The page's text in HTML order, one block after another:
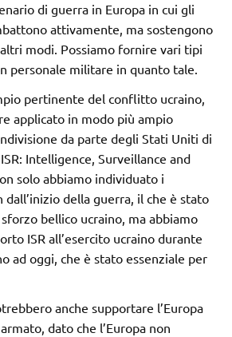
di guerra in Europa in cui gli
attivamente, ma sostengono
modi. Possiamo fornire vari tipi
personale militare in quanto tale.
pertinente del conflitto ucraino,
applicato in modo più ampio
da parte degli Stati Uniti di
Intelligence, Surveillance and
solo abbiamo individuato i
della guerra, il che è stato
bellico ucraino, ma abbiamo
ISR all’esercito ucraino durante
ad oggi, che è stato essenziale per
anche supportare l’Europa
dato che l’Europa non